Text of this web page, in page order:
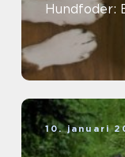
Hundfoder:
10. januari